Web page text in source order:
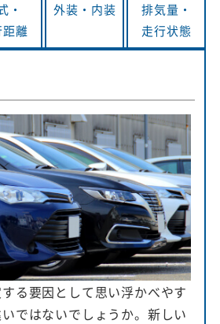
・
離
外装・ 内装
排気量・
走行状態
る要因として思い浮かべやす
ではないでしょうか。新しい